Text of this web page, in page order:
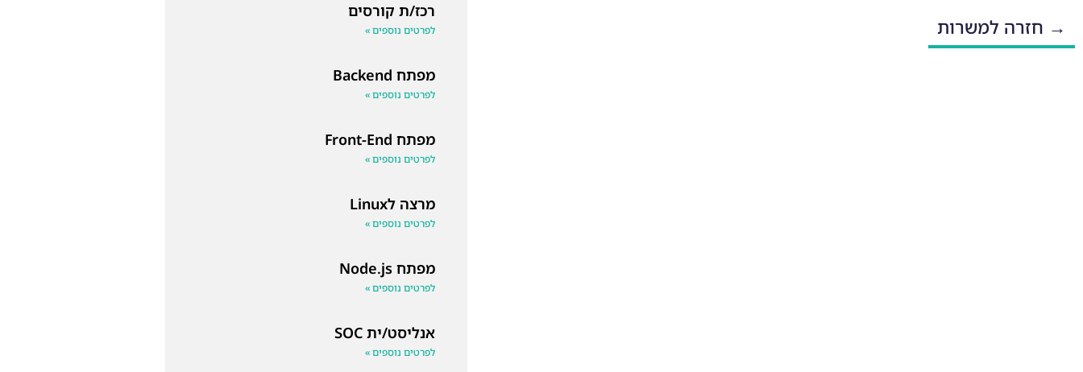
→ חזרה למשרות
רכז/ת קורסים
לפרטים נוספים »
מפתח Backend
לפרטים נוספים »
מפתח Front-End
לפרטים נוספים »
מרצה לLinux
לפרטים נוספים »
מפתח Node.js
לפרטים נוספים »
אנליסט/ית SOC
לפרטים נוספים »